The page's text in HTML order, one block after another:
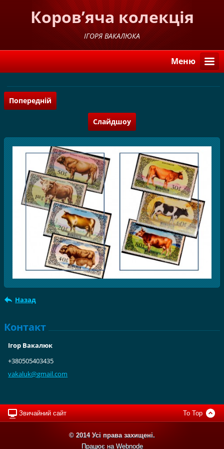
Коров’яча колекція
ІГОРЯ ВАКАЛЮКА
Меню
Попередній
Слайдшоу
Назад
Контакт
Ігор Вакалюк
+380505403435
vakaluk@gmail.com
Звичайний сайт To Top
© 2014 Усі права захищені.
Працює на Webnode